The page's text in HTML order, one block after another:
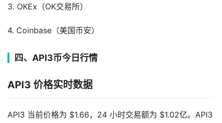
3. OKEx（OK交易所）
4. Coinbase（美国币安）
四、API3币今日行情
API3 价格实时数据
API3 当前价格为 $1.66，24 小时交易额为 $1.02亿。API3